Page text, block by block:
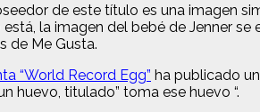
de este título es una imagen
la imagen del bebé de Jenner
de Me Gusta.
“World Record Egg” ha publicado
huevo, titulado” toma ese huevo “.